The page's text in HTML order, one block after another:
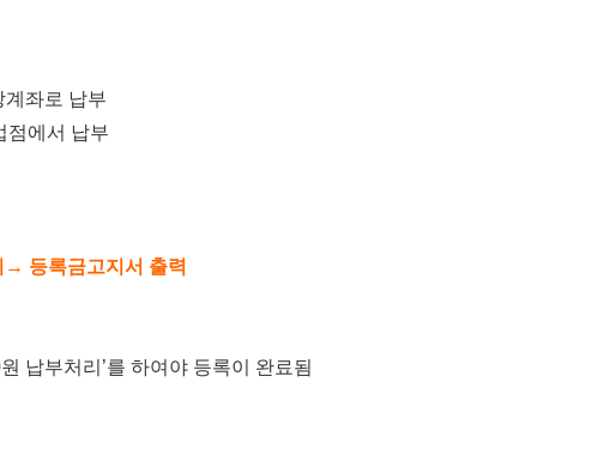
계좌로 납부
점에서 납부
→ 등록금고지서 출력
원 납부처리 ’를 하여야 등록이 완료됨